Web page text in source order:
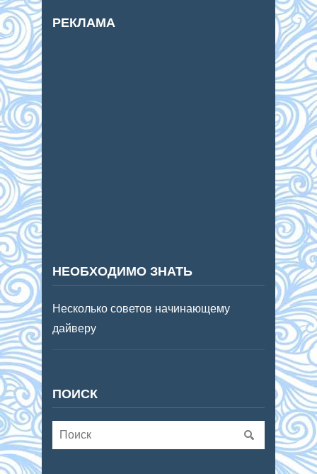
РЕКЛАМА
НЕОБХОДИМО ЗНАТЬ
Несколько советов начинающему
дайверу
ПОИСК